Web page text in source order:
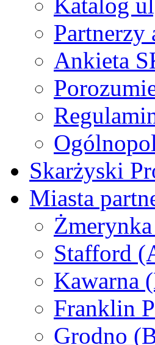
Katalog
Partnerzy
Ankieta
Skarżyski
Miasta
Stafford
Kawarna
Franklin
Grodno